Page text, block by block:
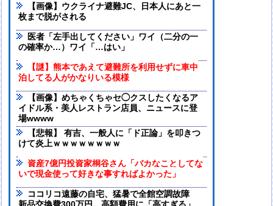
【画像】ウクライナ避難JC、日本人にあと一
枚まで脱がされる
医者「左手出してください」ワイ（二分の一
の確率か…）ワイ「…はい」
【謎】熊本であえて避難所を利用せずに車中
泊してる人がかなりいる模様
【画像】めちゃくちゃセ◯クスしたくなるア
イドル系・美人レストラン店員、ニュースに登
場wwww
【悲報】 有吉、一般人に「ド正論」を叩きつ
けて炎上ｗｗｗｗｗｗｗｗ
資産7億円投資家桐谷さん「バカなことしてな
いで現金使って好きな事すればよかった」
ココリコ遠藤の自宅、猛暑で全館空調故障